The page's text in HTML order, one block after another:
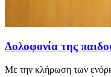
Δολοφονία της
Με την κλήρωση των